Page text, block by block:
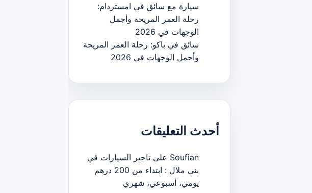
سيارة مع سائق في امستردام:
رحلة العمر المريحة وأجمل
الوجهات في 2026
سائق في باكو: رحلة العمر المريحة
وأجمل الوجهات في 2026
أحدث التعليقات
Soufian علىتاجير السيارات في
بني ملال : ابتداء من 200 درهم
يومي، أسبوعي، شهري